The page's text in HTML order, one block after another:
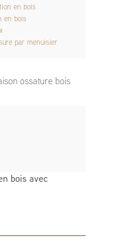
en bois
en bois
par menuisier
ossature bois
bois avec